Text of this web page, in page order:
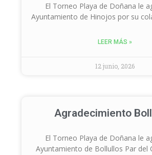
El Torneo Playa de Doñana le
Ayuntamiento de Hinojos por su
LEER MÁS »
12 junio, 2026
Agradecimiento
El Torneo Playa de Doñana le
Ayuntamiento de Bollullos Par del